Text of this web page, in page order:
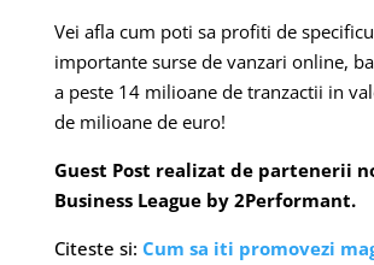
Vei afla cum poti sa profiti de
importante surse de vanzari online,
a peste 14 milioane de tranzactii in
de milioane de euro!
Guest Post realizat de partenerii
Business League by 2Performant.
Citeste si: Cum sa iti promovezi